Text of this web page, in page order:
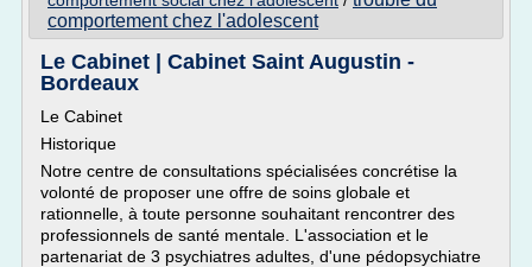
comportement chez l'adolescent
Le Cabinet | Cabinet Saint Augustin -
Bordeaux
Le Cabinet
Historique
Notre centre de consultations spécialisées concrétise la
volonté de proposer une offre de soins globale et
rationnelle, à toute personne souhaitant rencontrer des
professionnels de santé mentale. L'association et le
partenariat de 3 psychiatres adultes, d'une pédopsychiatre